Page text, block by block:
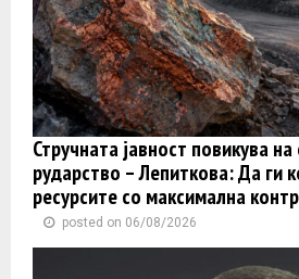
Стручната јавност повикува
рударство – Лепиткова: Да ги
ресурсите со максимална
posted on 06/08/2026